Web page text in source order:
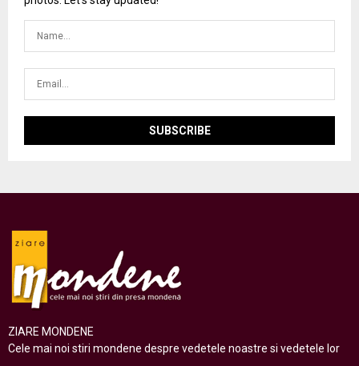
ZIARE MONDENE
Cele mai noi stiri mondene despre vedetele noastre si vedetele lor